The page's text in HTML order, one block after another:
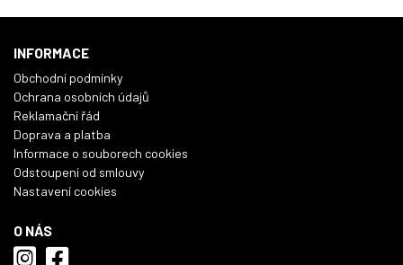
INFORMACE
Obchodní podmínky
Ochrana osobních údajů
Reklamační řád
Doprava a platba
Informace o souborech cookies
Odstoupení od smlouvy
Nastavení cookies
O NÁS